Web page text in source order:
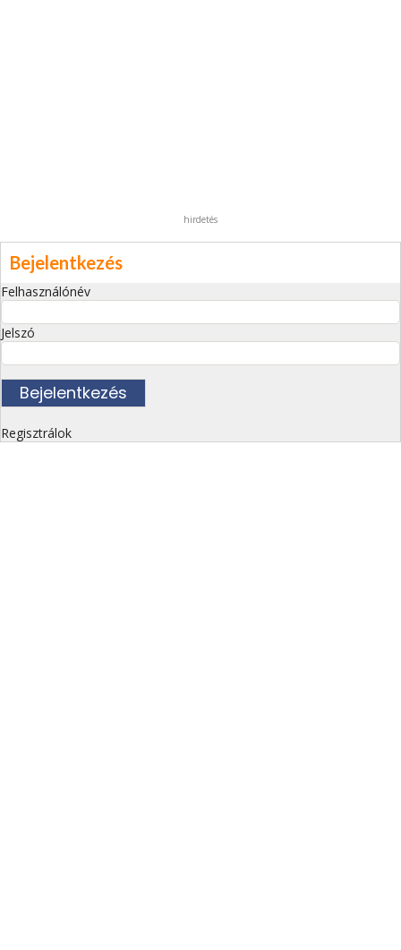
hirdetés
Bejelentkezés
Felhasználónév
Jelszó
Regisztrálok